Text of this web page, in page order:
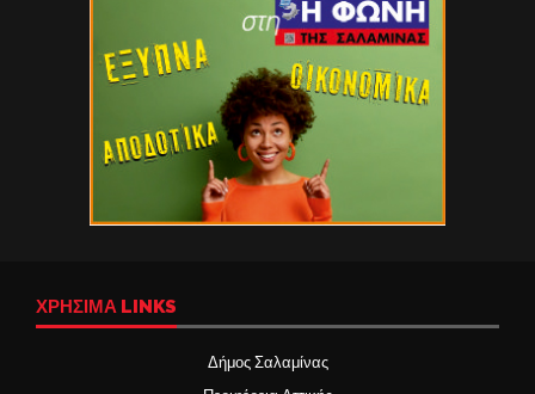
ΧΡΉΣΙΜΑ LINKS
Δήμος Σαλαμίνας